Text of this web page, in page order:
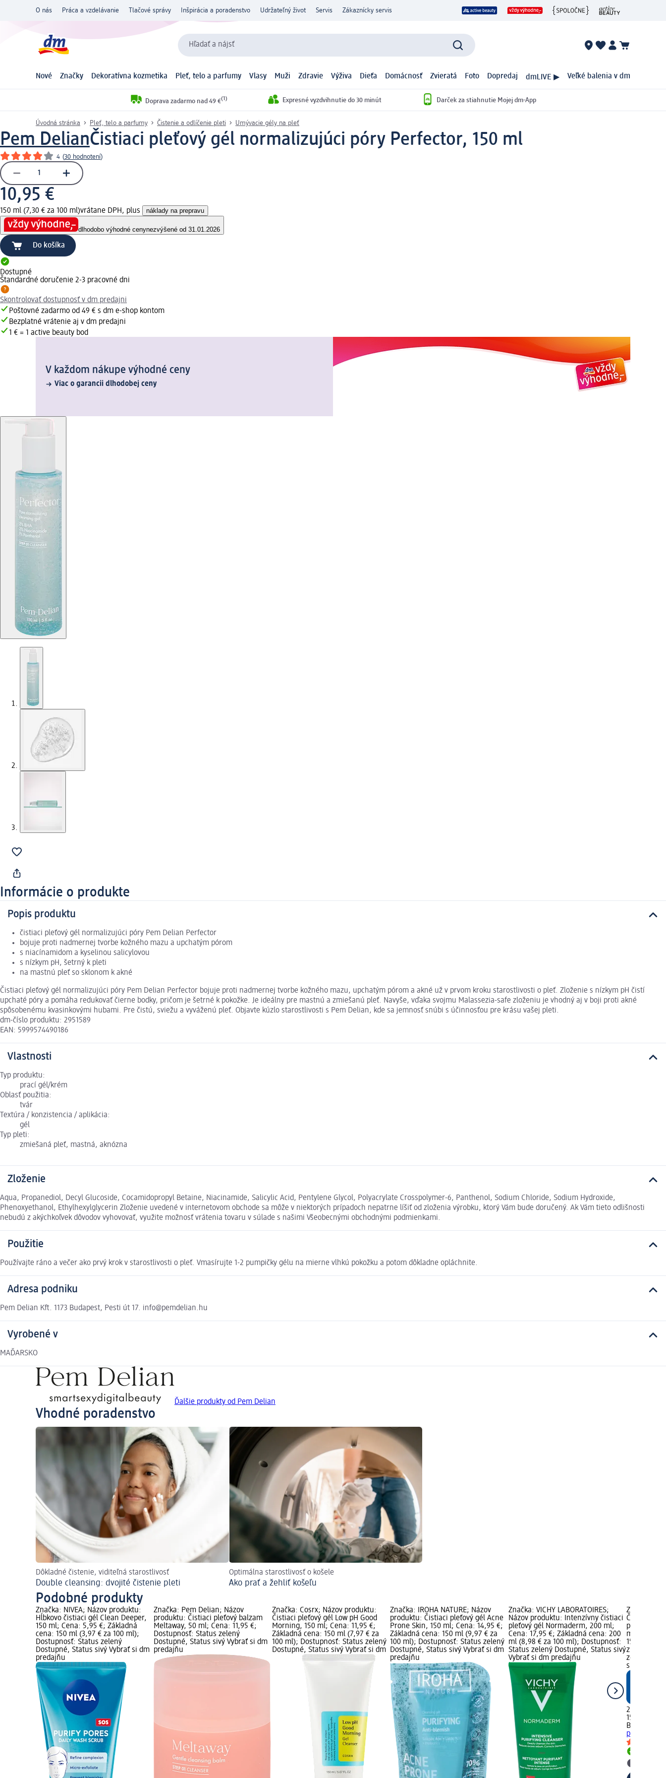
O nás Práca a vzdelávanie Tlačové správy Inšpirácia a poradenstvo Udržateľný život Servis Zákaznícky servis
Hľadať a nájsť
Nové Značky Dekoratívna kozmetika Pleť, telo a parfumy Vlasy Muži Zdravie Výživa Dieťa Domácnosť Zvieratá Foto Dopredaj dmLIVE ▶ Veľké balenia v dm
Doprava zadarmo nad 49 €(1) Expresné vyzdvihnutie do 30 minút Darček za stiahnutie Mojej dm-App
Úvodná stránka Pleť, telo a parfumy Čistenie a odlíčenie pleti Umývacie gély na pleť
Pem DelianČistiaci pleťový gél normalizujúci póry Perfector, 150 ml
4 (30 hodnotení)
10,95 €
150 ml (7,30 € za 100 ml)vrátane DPH, plus náklady na prepravu
dlhodobo výhodné cenynezvýšené od 31.01.2026
Do košíka
Dostupné
Štandardné doručenie 2-3 pracovné dni
Skontrolovať dostupnosť v dm predajni
Poštovné zadarmo od 49 € s dm e-shop kontom
Bezplatné vrátenie aj v dm predajni
1 € = 1 active beauty bod
V každom nákupe výhodné ceny
Viac o garancii dlhodobej ceny
Informácie o produkte
Popis produktu
čistiaci pleťový gél normalizujúci póry Pem Delian Perfector
bojuje proti nadmernej tvorbe kožného mazu a upchatým pórom
s niacínamidom a kyselinou salicylovou
s nízkym pH, šetrný k pleti
na mastnú pleť so sklonom k akné
Čistiaci pleťový gél normalizujúci póry Pem Delian Perfector bojuje proti nadmernej tvorbe kožného mazu, upchatým pórom a akné už v prvom kroku starostlivosti o pleť. Zloženie s nízkym pH čistí
upchaté póry a pomáha redukovať čierne bodky, pričom je šetrné k pokožke. Je ideálny pre mastnú a zmiešanú pleť. Navyše, vďaka svojmu Malassezia-safe zloženiu je vhodný aj v boji proti akné
spôsobenému kvasinkovými hubami. Pre čistú, sviežu a vyváženú pleť. Objavte kúzlo starostlivosti s Pem Delian, kde sa jemnosť snúbi s účinnosťou pre krásu vašej pleti.
dm-číslo produktu: 2951589
EAN: 5999574490186
Vlastnosti
Typ produktu:
prací gél/krém
Oblasť použitia:
tvár
Textúra / konzistencia / aplikácia:
gél
Typ pleti:
zmiešaná pleť, mastná, aknózna
Zloženie
Aqua, Propanediol, Decyl Glucoside, Cocamidopropyl Betaine, Niacinamide, Salicylic Acid, Pentylene Glycol, Polyacrylate Crosspolymer-6, Panthenol, Sodium Chloride, Sodium Hydroxide,
Phenoxyethanol, Ethylhexylglycerin Zloženie uvedené v internetovom obchode sa môže v niektorých prípadoch nepatrne líšiť od zloženia výrobku, ktorý Vám bude doručený. Ak Vám tieto odlišnosti
nebudú z akýchkoľvek dôvodov vyhovovať, využite možnosť vrátenia tovaru v súlade s našimi Všeobecnými obchodnými podmienkami.
Použitie
Používajte ráno a večer ako prvý krok v starostlivosti o pleť. Vmasírujte 1-2 pumpičky gélu na mierne vlhkú pokožku a potom dôkladne opláchnite.
Adresa podniku
Pem Delian Kft. 1173 Budapest, Pesti út 17. info@pemdelian.hu
Vyrobené v
MAĎARSKO
Ďalšie produkty od Pem Delian
Vhodné poradenstvo
Dôkladné čistenie, viditeľná starostlivosť
Double cleansing: dvojité čistenie pleti
Optimálna starostlivosť o košele
Ako prať a žehliť košeľu
Podobné produkty
Značka: NIVEA; Názov produktu:
Hĺbkovo čistiaci gél Clean Deeper,
150 ml; Cena: 5,95 €; Základná
cena: 150 ml (3,97 € za 100 ml);
Dostupnosť: Status zelený
Dostupné, Status sivý Vybrať si dm
predajňu
Značka: Pem Delian; Názov
produktu: Čistiaci pleťový balzam
Meltaway, 50 ml; Cena: 11,95 €;
Dostupnosť: Status zelený
Dostupné, Status sivý Vybrať si dm
predajňu
Značka: Cosrx; Názov produktu:
Čistiaci pleťový gél Low pH Good
Morning, 150 ml; Cena: 11,95 €;
Základná cena: 150 ml (7,97 € za
100 ml); Dostupnosť: Status zelený
Dostupné, Status sivý Vybrať si dm
Značka: IROHA NATURE; Názov
produktu: Čistiaci pleťový gél Acne
Prone Skin, 150 ml; Cena: 14,95 €;
Základná cena: 150 ml (9,97 € za
100 ml); Dostupnosť: Status zelený
Dostupné, Status sivý Vybrať si dm
predajňu
Značka: VICHY LABORATOIRES;
Názov produktu: Intenzívny čistiaci
pleťový gél Normaderm, 200 ml;
Cena: 17,95 €; Základná cena: 200
ml (8,98 € za 100 ml); Dostupnosť:
Status zelený Dostupné, Status sivý
Vybrať si dm predajňu
Značka:
Čistiaci
ml; Cena:
150 ml
značka
zelený
si dm
2,45 €
150 ml
Balea